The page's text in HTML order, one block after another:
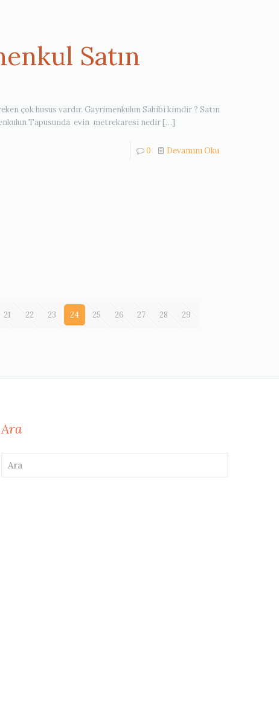
Satın
çok husus vardır. Gayrimenkulun Sahibi kimdir ? Satın
Tapusunda evin metrekaresi nedir […]
0 Devamını Oku
21 22 23 24 25 26 27 28 29
Ara